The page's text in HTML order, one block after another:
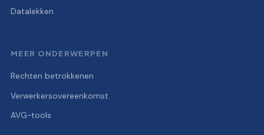
Datalekken
MEER ONDERWERPEN
Rechten betrokkenen
Verwerkersovereenkomst
AVG-tools